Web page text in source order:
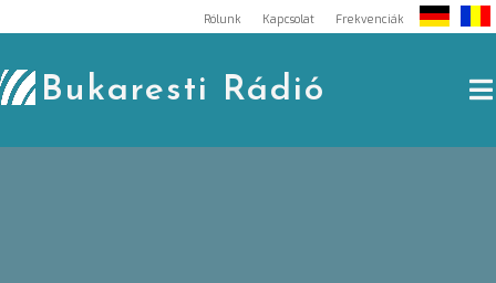
to
content
Rólunk Kapcsolat Frekvenciák
Bukaresti Rádió